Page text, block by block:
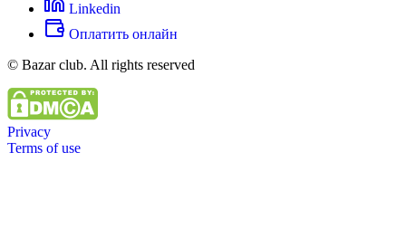
Linkedin
Оплатить онлайн
© Bazar club. All rights reserved
Privacy
Terms of use